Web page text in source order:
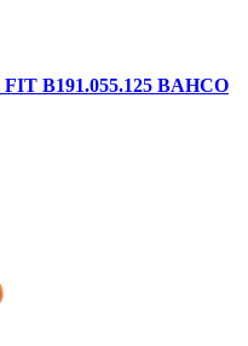
FIT B191.055.125 BAHCO